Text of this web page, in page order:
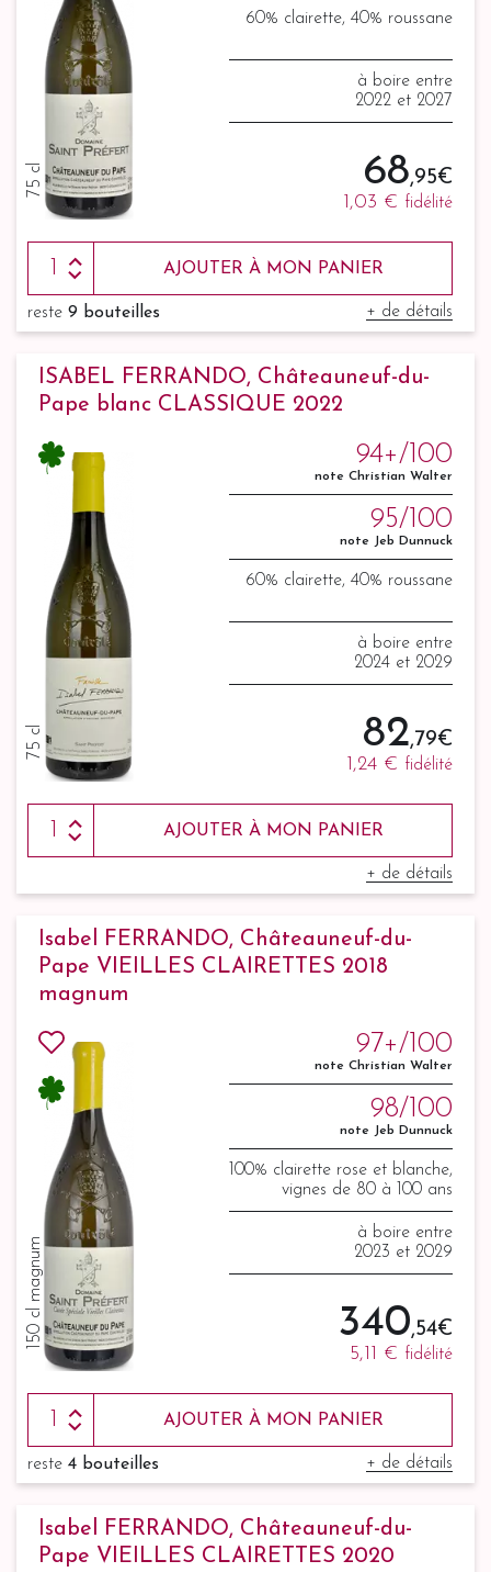
75 cl
60% clairette, 40% roussane
à boire entre
2022 et 2027
68,95 €
1,03 € fidélité
AJOUTER À MON PANIER
reste 9 bouteilles + de détails
ISABEL FERRANDO, Châteauneuf-du-
Pape blanc CLASSIQUE 2022
75 cl
94+/100
note Christian Walter
95/100
note Jeb Dunnuck
60% clairette, 40% roussane
à boire entre
2024 et 2029
82,79 €
1,24 € fidélité
AJOUTER À MON PANIER
+ de détails
Isabel FERRANDO, Châteauneuf-du-
Pape VIEILLES CLAIRETTES 2018
magnum
150 cl magnum
97+/100
note Christian Walter
98/100
note Jeb Dunnuck
100% clairette rose et blanche,
vignes de 80 à 100 ans
à boire entre
2023 et 2029
340,54 €
5,11 € fidélité
AJOUTER À MON PANIER
reste 4 bouteilles + de détails
Isabel FERRANDO, Châteauneuf-du-
Pape VIEILLES CLAIRETTES 2020